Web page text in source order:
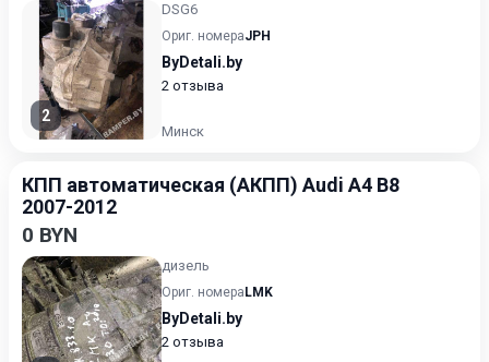
2
DSG6
Ориг. номераJPH
ByDetali.by
2 отзыва
Минск
КПП автоматическая (АКПП) Audi A4 B8
2007-2012
0 BYN
дизель
Ориг. номера LMK
ByDetali.by
2 отзыва